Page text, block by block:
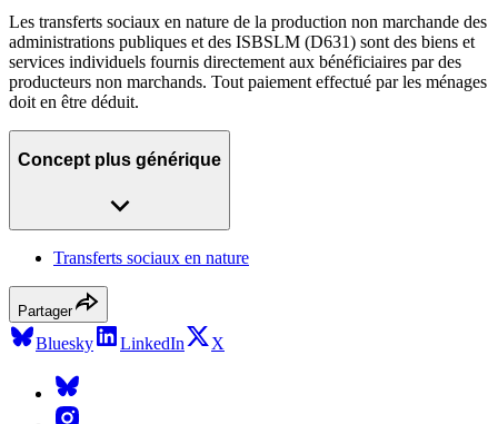
Les transferts sociaux en nature de la production non marchande des
administrations publiques et des ISBSLM (D631) sont des biens et
services individuels fournis directement aux bénéficiaires par des
producteurs non marchands. Tout paiement effectué par les ménages
doit en être déduit.
Concept plus générique
Transferts sociaux en nature
Partager
Bluesky LinkedIn X